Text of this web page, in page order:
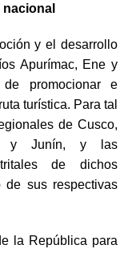
y el desarrollo
Apurímac, Ene y
promocionar e
turística. Para tal
de Cusco,
y Junín, y las
de dichos
de sus respectivas
la República para